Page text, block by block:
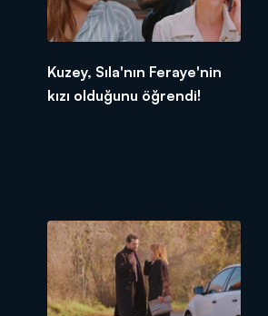
Kuzey, Sıla'nın Feraye'nin
kızı olduğunu öğrendi!